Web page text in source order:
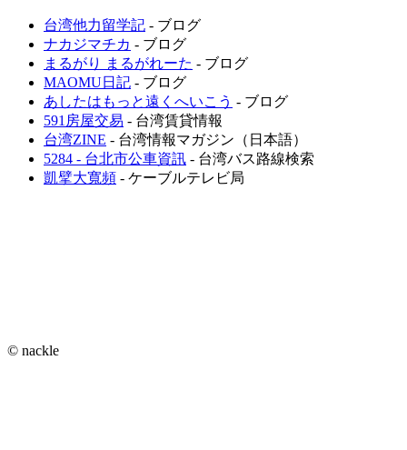
台湾他力留学記 - ブログ
ナカジマチカ - ブログ
まるがり まるがれーた - ブログ
MAOMU日記 - ブログ
あしたはもっと遠くへいこう - ブログ
591房屋交易 - 台湾賃貸情報
台湾ZINE - 台湾情報マガジン（日本語）
5284 - 台北市公車資訊 - 台湾バス路線検索
凱擘大寬頻 - ケーブルテレビ局
© nackle